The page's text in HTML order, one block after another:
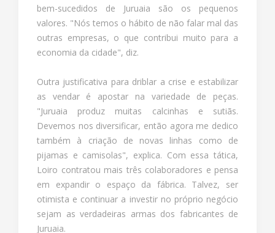
bem-sucedidos de Juruaia são os pequenos
valores. "Nós temos o hábito de não falar mal das
outras empresas, o que contribui muito para a
economia da cidade", diz.
Outra justificativa para driblar a crise e estabilizar
as vendar é apostar na variedade de peças.
"Juruaia produz muitas calcinhas e sutiãs.
Devemos nos diversificar, então agora me dedico
também à criação de novas linhas como de
pijamas e camisolas", explica. Com essa tática,
Loiro contratou mais três colaboradores e pensa
em expandir o espaço da fábrica. Talvez, ser
otimista e continuar a investir no próprio negócio
sejam as verdadeiras armas dos fabricantes de
Juruaia.